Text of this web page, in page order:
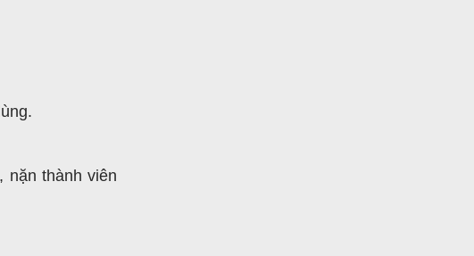
nặn thành viên